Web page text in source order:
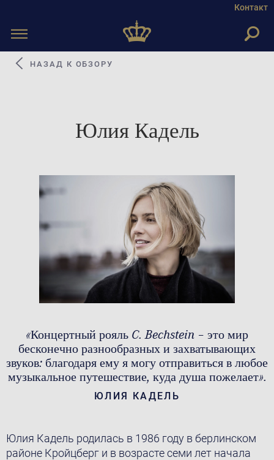
Контакт
Toggle
Юлия Кадель
НАЗАД К ОБЗОРУ
«Концертный рояль C. Bechstein – это мир
бесконечно разнообразных и захватывающих
звуков: благодаря ему я могу отправиться в любое
музыкальное путешествие, куда душа пожелает».
ЮЛИЯ КАДЕЛЬ
Юлия Кадель родилась в 1986 году в берлинском
районе Кройцберг и в возрасте семи лет начала